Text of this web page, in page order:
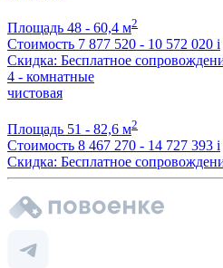
Площадь 48 - 60,4 м2
Стоимость 7 877 520 - 10 572 020 i
Скидка: Бесплатное
4 - комнатные
чистовая
Площадь 51 - 82,6 м2
Стоимость 8 467 270 - 14 727 393 i
Скидка: Бесплатное